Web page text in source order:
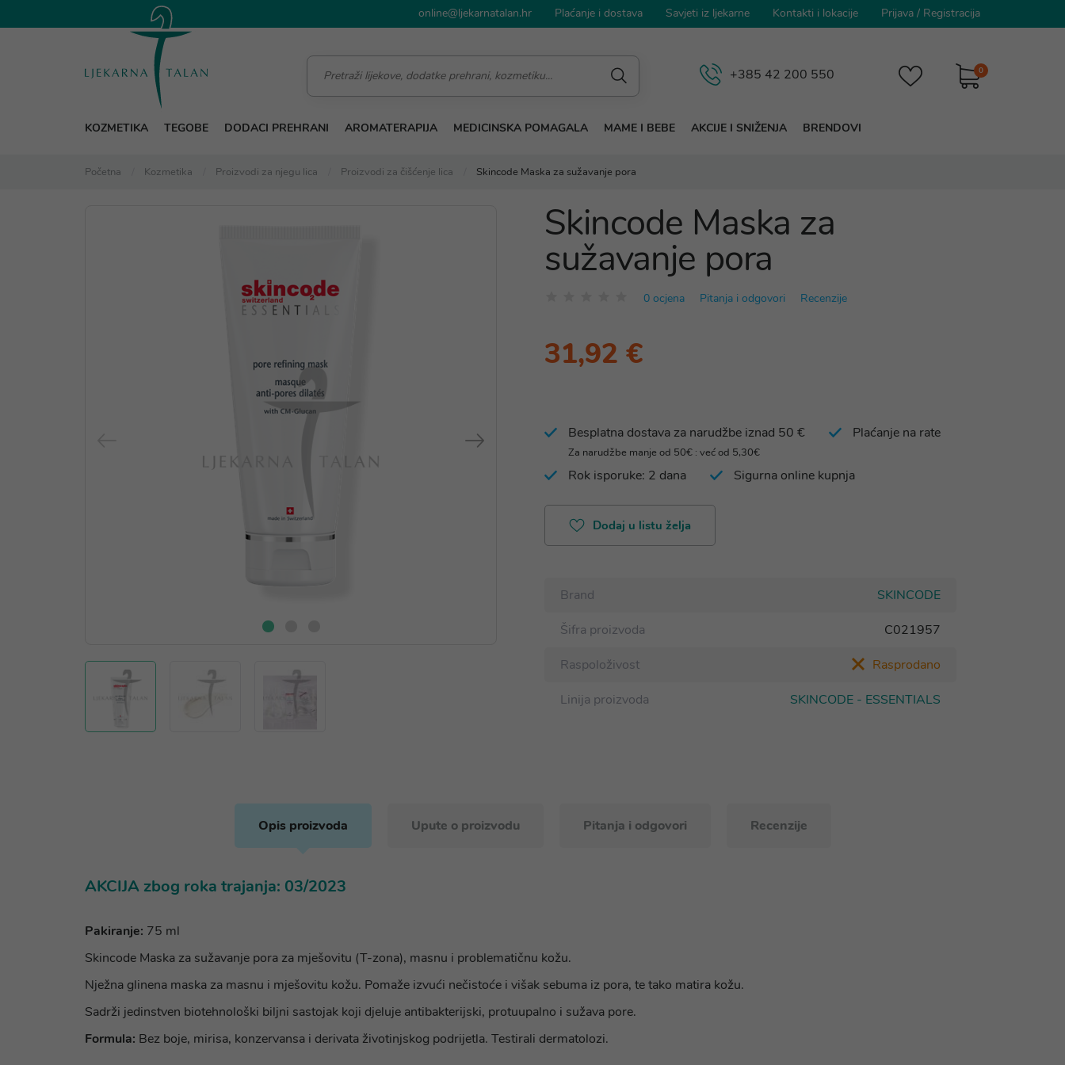
online@ljekarnatalan.hr Plaćanje i dostava Savjeti iz ljekarne Kontakti i lokacije Prijava / Registracija
0
+385 42 200 550
KOZMETIKA TEGOBE DODACI PREHRANI AROMATERAPIJA MEDICINSKA POMAGALA MAME I BEBE AKCIJE I SNIŽENJA BRENDOVI
Početna Kozmetika Proizvodi za njegu lica Proizvodi za čišćenje lica Skincode Maska za sužavanje pora
Skincode Maska za
sužavanje pora
0 ocjena Pitanja i odgovori Recenzije
31,92 €
Besplatna dostava za narudžbe iznad 50 €
Za narudžbe manje od 50€ : već od 5,30€
Plaćanje na rate
Rok isporuke: 2 dana Sigurna online kupnja
Dodaj u listu želja
Brand
SKINCODE
Šifra proizvoda
C021957
Raspoloživost
Rasprodano
Linija proizvoda
SKINCODE - ESSENTIALS
Opis proizvoda Upute o proizvodu Pitanja i odgovori Recenzije
AKCIJA zbog roka trajanja: 03/2023
Pakiranje: 75 ml
Skincode Maska za sužavanje pora za mješovitu (T-zona), masnu i problematičnu kožu.
Nježna glinena maska za masnu i mješovitu kožu. Pomaže izvući nečistoće i višak sebuma iz pora, te tako matira kožu.
Sadrži jedinstven biotehnološki biljni sastojak koji djeluje antibakterijski, protuupalno i sužava pore.
Formula: Bez boje, mirisa, konzervansa i derivata životinjskog podrijetla. Testirali dermatolozi.